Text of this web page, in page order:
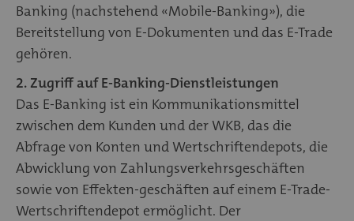
Banking (nachstehend «Mobile-Banking»), die
Bereitstellung von E-Dokumenten und das E-Trade
gehören.
2. Zugriff auf E-Banking-Dienstleistungen
Das E-Banking ist ein Kommunikationsmittel
zwischen dem Kunden und der WKB, das die
Abfrage von Konten und Wertschriftendepots, die
Abwicklung von Zahlungsverkehrsgeschäften
sowie von Effekten-geschäften auf einem E-Trade-
Wertschriftendepot ermöglicht. Der